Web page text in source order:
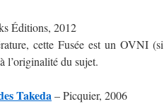
Éditions, 2012
cette Fusée est un OVNI (si
l’originalité du sujet.
Takeda– Picquier, 2006